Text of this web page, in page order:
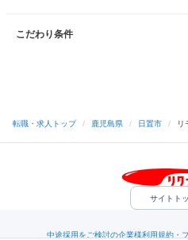
こだわり条件
転職・求人トップ / 鹿児島県 / 日置市 / リ
サイトト
中途採用をご検討の企業様利用規約・